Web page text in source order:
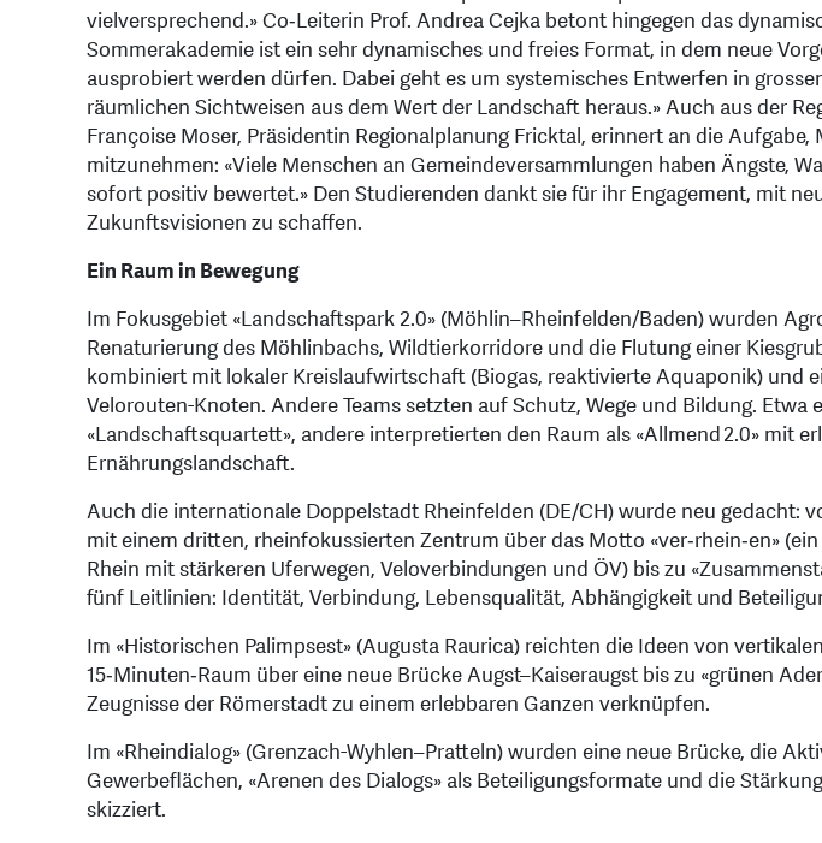
vielversprechend.» Co‑Leiterin Prof. Andrea Cejka betont hingegen das
Sommerakademie ist ein sehr dynamisches und freies Format, in dem neue
ausprobiert werden dürfen. Dabei geht es um systemisches Entwerfen in
räumlichen Sichtweisen aus dem Wert der Landschaft heraus.» Auch aus der
Françoise Moser, Präsidentin Regionalplanung Fricktal, erinnert an die Aufgabe,
mitzunehmen: «Viele Menschen an Gemeindeversammlungen haben Ängste,
sofort positiv bewertet.» Den Studierenden dankt sie für ihr Engagement, mit
Zukunftsvisionen zu schaffen.
Ein Raum in Bewegung
Im Fokusgebiet «Landschaftspark 2.0» (Möhlin–Rheinfelden/Baden) wurden
Renaturierung des Möhlinbachs, Wildtierkorridore und die Flutung einer
kombiniert mit lokaler Kreislaufwirtschaft (Biogas, reaktivierte Aquaponik) und
Velorouten-Knoten. Andere Teams setzten auf Schutz, Wege und Bildung. Etwa
«Landschaftsquartett», andere interpretierten den Raum als «Allmend 2.0» mit
Ernährungslandschaft.
Auch die internationale Doppelstadt Rheinfelden (DE/CH) wurde neu gedacht:
mit einem dritten, rheinfokussierten Zentrum über das Motto «ver‑rhein‑en»
Rhein mit stärkeren Uferwegen, Veloverbindungen und ÖV) bis zu
fünf Leitlinien: Identität, Verbindung, Lebensqualität, Abhängigkeit und
Im «Historischen Palimpsest» (Augusta Raurica) reichten die Ideen von
15‑Minuten‑Raum über eine neue Brücke Augst–Kaiseraugst bis zu «grünen
Zeugnisse der Römerstadt zu einem erlebbaren Ganzen verknüpfen.
Im «Rheindialog» (Grenzach-Wyhlen–Pratteln) wurden eine neue Brücke, die
Gewerbeflächen, «Arenen des Dialogs» als Beteiligungsformate und die
skizziert.